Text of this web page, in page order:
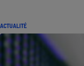
ACTUALITÉ